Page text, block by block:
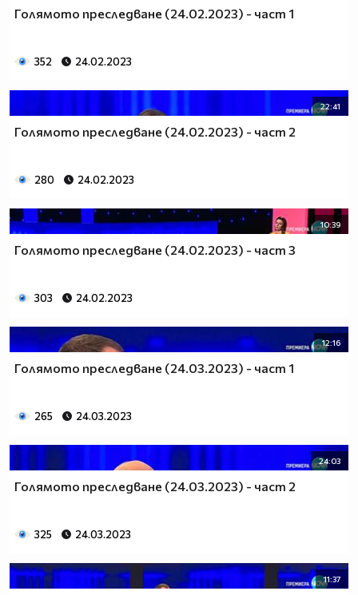
Голямото преследване (24.02.2023) - част 1
352 24.02.2023
22:41
Голямото преследване (24.02.2023) - част 2
280 24.02.2023
10:39
Голямото преследване (24.02.2023) - част 3
303 24.02.2023
12:16
Голямото преследване (24.03.2023) - част 1
265 24.03.2023
24:03
Голямото преследване (24.03.2023) - част 2
325 24.03.2023
11:37